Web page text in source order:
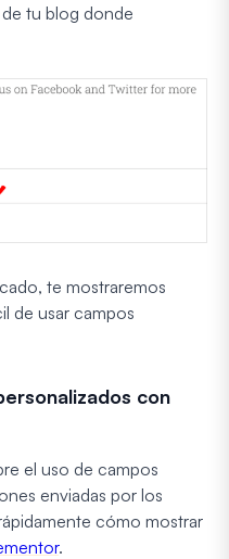
tu blog donde
te mostraremos
de usar campos
con
el uso de campos
enviadas por los
cómo mostrar
.